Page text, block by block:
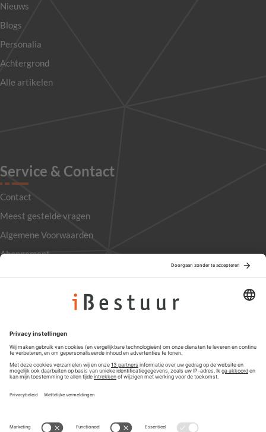
Nieuws
Blogs
Personalia
Achtergrond
Alle artikelen
Service & Contact
Contact
Meest gestelde vragen
Algemene Voorwaarden
Abonnement
Privacyinstellingen